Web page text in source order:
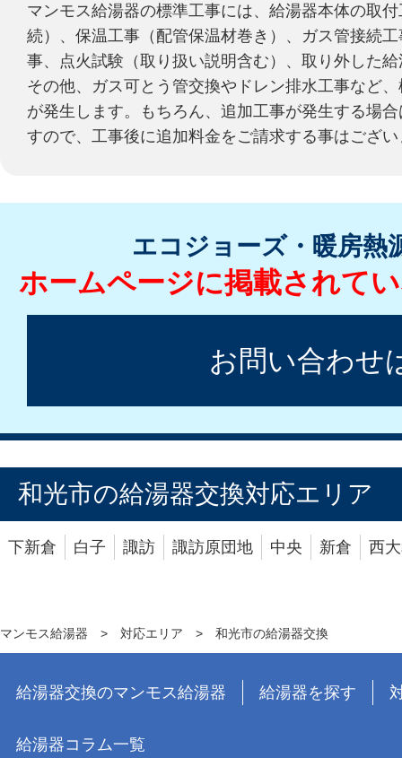
マンモス給湯器の標準工事には、給湯器本体の取
続）、保温工事（配管保温材巻き）、ガス管接続
事、点火試験（取り扱い説明含む）、取り外した
その他、ガス可とう管交換やドレン排水工事など
が発生します。もちろん、追加工事が発生する場
すので、工事後に追加料金をご請求する事はござ
エコジョーズ・暖房熱
ホームページに掲載されて
お問い合わせ
和光市の給湯器交換対応エリア
下新倉 白子 諏訪 諏訪原団地 中央 新倉 西
マンモス給湯器 > 対応エリア > 和光市の給湯器交換
給湯器交換のマンモス給湯器 給湯器を探す
給湯器コラム一覧